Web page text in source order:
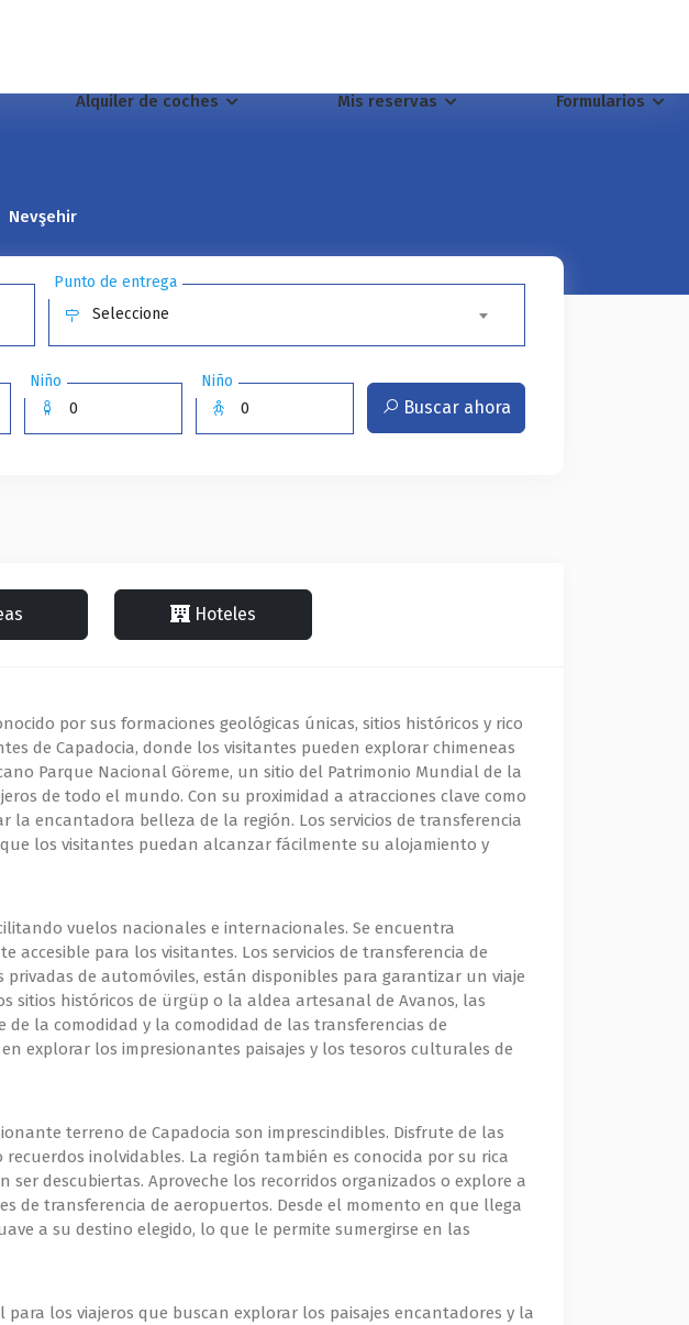
Alquiler de coches Mis reservas Formularios
Nevşehir
Punto de entrega
Seleccione
Niño Niño
Buscar ahora
Hoteles
por sus formaciones geológicas únicas, sitios históricos y rico
de Capadocia, donde los visitantes pueden explorar chimeneas
Parque Nacional Göreme, un sitio del Patrimonio Mundial de la
de todo el mundo. Con su proximidad a atracciones clave como
encantadora belleza de la región. Los servicios de transferencia
los visitantes puedan alcanzar fácilmente su alojamiento y
vuelos nacionales e internacionales. Se encuentra
para los visitantes. Los servicios de transferencia de
de automóviles, están disponibles para garantizar un viaje
sitios históricos de ürgüp o la aldea artesanal de Avanos, las
de la comodidad y la comodidad de las transferencias de
explorar los impresionantes paisajes y los tesoros culturales de
terreno de Capadocia son imprescindibles. Disfrute de las
inolvidables. La región también es conocida por su rica
descubiertas. Aproveche los recorridos organizados o explore a
de transferencia de aeropuertos. Desde el momento en que llega
a su destino elegido, lo que le permite sumergirse en las
los viajeros que buscan explorar los paisajes encantadores y la